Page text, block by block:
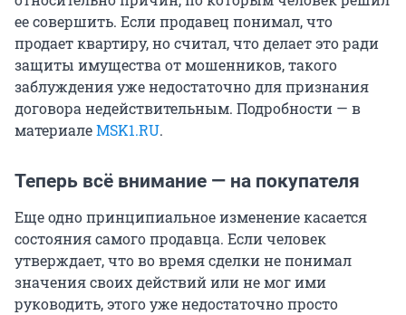
ее совершить. Если продавец понимал, что
продает квартиру, но считал, что делает это ради
защиты имущества от мошенников, такого
заблуждения уже недостаточно для признания
договора недействительным. Подробности — в
материалеMSK1.RU.
Теперь всё внимание — на покупателя
Еще одно принципиальное изменение касается
состояния самого продавца. Если человек
утверждает, что во время сделки не понимал
значения своих действий или не мог ими
руководить, этого уже недостаточно просто